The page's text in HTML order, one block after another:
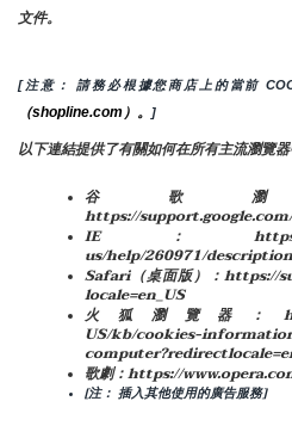
文件。
[注意： 請務必根據您商店上的當前
（shopline.com）。
]
以下連結提供了有關如何在所有主流瀏覽
谷歌
https://
IE：https://
us/help/260971/
Safari（桌面版）：https://
locale=en_US
火狐瀏覽器：
US/kb/cookies-
歌劇：https://
[注： 插入其他使用的廣告服務]